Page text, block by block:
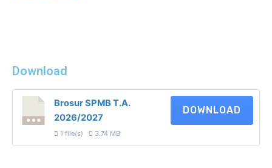
Download
Brosur SPMB T.A.
2026/2027
1 file(s) 3.74 MB
DOWNLOAD